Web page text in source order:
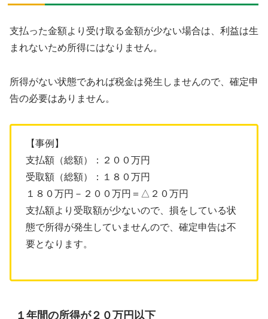
支払った金額より受け取る金額が少ない場合は、利益は生
まれないため所得にはなりません。
所得がない状態であれば税金は発生しませんので、確定申
告の必要はありません。
【事例】
支払額（総額）：２００万円
受取額（総額）：１８０万円
１８０万円－２００万円＝△２０万円
支払額より受取額が少ないので、損をしている状
態で所得が発生していませんので、確定申告は不
要となります。
１年間の所得が２０万円以下